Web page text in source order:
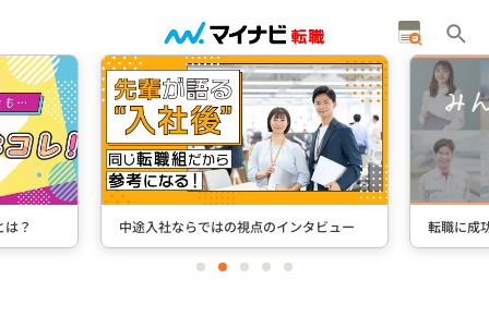
？ 中途入社ならではの視点のインタビュー 転職に成
itemitemitemitemitem